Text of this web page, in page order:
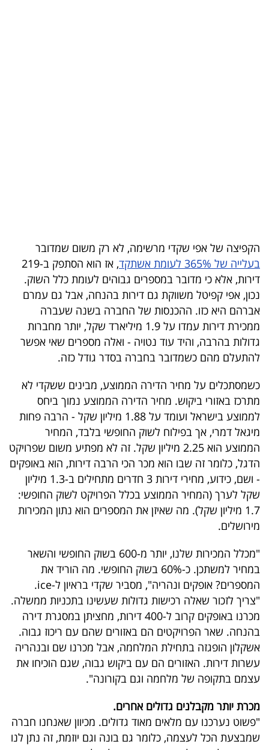
שיתופי
פעולה
דרושים
מייל
אדום
פרסמו
באייס
אחרינו:
הקפיצה של אפי שקדי מרשימה, לא רק משום שמדובר
בעלייה של 365% לעומת אשתקד
, אז הוא הסתפק ב-219
דירות, אלא כי מדובר במספרים גבוהים לעומת כלל השוק.
נכון, אפי קפיטל משווקת גם דירות בהנחה, אבל גם עמרם
אברהם היא כזו. ההכנסות של החברה בשנה שעברה
ממכירת דירות עמדו על 1.9 מיליארד שקל, יותר מחברות
גדולות בהרבה, והיד עוד נטויה - ואלה מספרים שאי אפשר
להתעלם מהם כשמדובר בחברה בסדר גודל כזה.
כשמסתכלים על מחיר הדירה הממוצע, מבינים ששקדי לא
מתרכז באזורי ביקוש. מחיר הדירה הממוצע נמוך ביחס
לממוצע בישראל ועומד על 1.88 מיליון שקל - הרבה פחות
מיגאל דמרי, אך בפילוח לשוק החופשי בלבד, המחיר
הממוצע הוא 2.25 מיליון שקל. זה לא מפתיע משום שפרויקט
הדגל, כלומר זה שבו הוא מכר הכי הרבה דירות, הוא באופקים
- ושם, כידוע, מחירי דירות 3 חדרים מתחילים ב-1.3 מיליון
שקל לערך (המחיר הממוצע בכלל הפרויקט לשוק החופשי:
1.7 מיליון שקל). מה שאיזן את המספרים הוא נתון המכירות
מירושלים.
"מכלל המכירות שלנו, יותר מ-600 בשוק החופשי והשאר
במחיר למשתכן. כ-60% בשוק החופשי. מה הוריד את
המספרים? אופקים ונהריה", מסביר שקדי בראיון ל-ice.
"צריך לזכור שאלה רכישות גדולות שעשינו בתכניות ממשלה.
מכרנו באופקים קרוב ל-400 דירות, מחציתן במסגרת דירה
בהנחה. שאר הפרויקטים הם באזורים שהם עם ריכוז גבוה.
אשקלון הופגזה בתחילת המלחמה, אבל מכרנו שם ובנהריה
עשרות דירות. האזורים הם עם ביקוש גבוה, שגם הוכיחו את
עצמם בתקופה של מלחמה וגם בקורונה".
מכרת יותר מקבלנים גדולים אחרים.
"פשוט נערכנו עם מלאים מאוד גדולים. מכיוון שאנחנו חברה
שמבצעת הכל לעצמה, כלומר גם בונה וגם יוזמת, זה נתן לנו